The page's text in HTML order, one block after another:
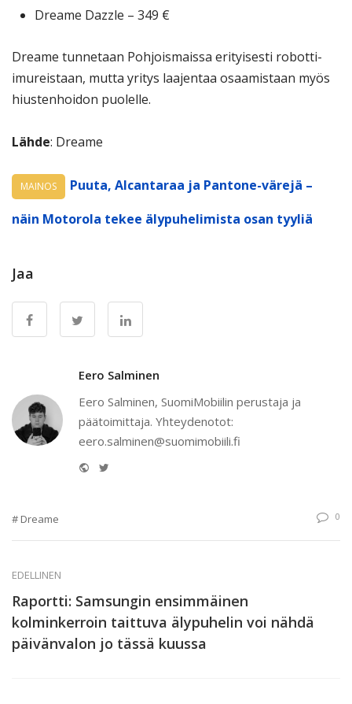
Dreame Dazzle – 349 €
Dreame tunnetaan Pohjoismaissa erityisesti robotti-
imureistaan, mutta yritys laajentaa osaamistaan myös
hiustenhoidon puolelle.
Lähde: Dreame
MAINOS
Puuta, Alcantaraa ja Pantone-värejä –
näin Motorola tekee älypuhelimista osan tyyliä
Jaa
Eero Salminen
Eero Salminen, SuomiMobiilin perustaja ja
päätoimittaja. Yhteydenotot:
eero.salminen@suomimobiili.fi
Website
Dreame 0
EDELLINEN
Raportti: Samsungin ensimmäinen
kolminkerroin taittuva älypuhelin voi nähdä
päivänvalon jo tässä kuussa